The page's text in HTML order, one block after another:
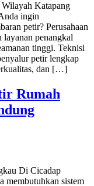
Katapang
ingin
petir? Perusahaan
layanan penangkal
tinggi. Teknisi
petir lengkap
dan […]
Rumah
Di Cicadap
membutuhkan sistem